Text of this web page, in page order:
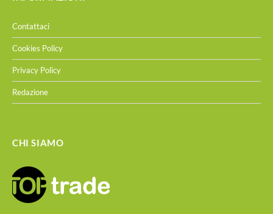
Contattaci
Cookies Policy
Privacy Policy
Redazione
CHI SIAMO